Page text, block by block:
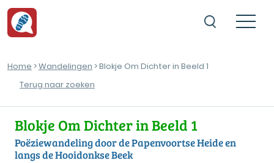
Home >Wandelingen > Blokje Om Dichter in Beeld 1
Terug naar zoeken
Blokje Om Dichter in Beeld 1
Poëziewandeling door de Papenvoortse Heide en
langs de Hooidonkse Beek